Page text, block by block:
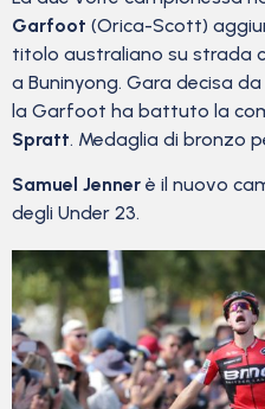
Garfoot (Orica-Scott)
titolo australiano su strada
a Buninyong. Gara decisa
la Garfoot ha battuto la
Spratt. Medaglia di bronzo
Samuel Jenner è il nuovo
degli Under 23.